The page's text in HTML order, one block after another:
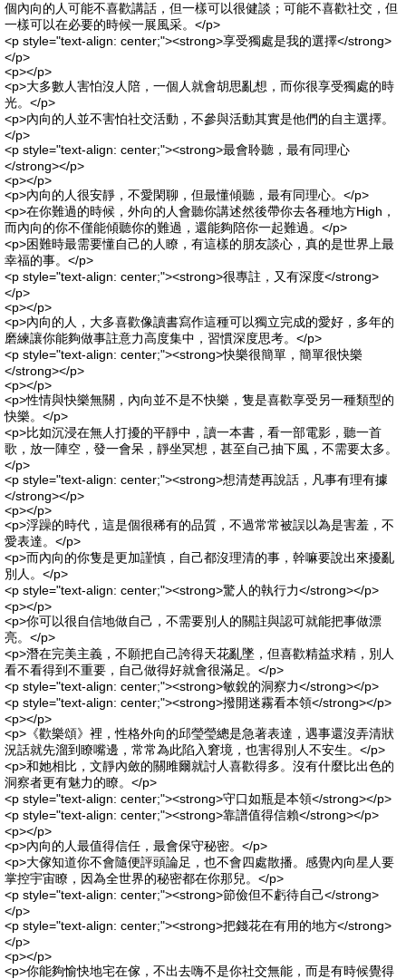
個內向的人可能不喜歡講話，但一樣可以很健談；可能不喜歡社交，但
一樣可以在必要的時候一展風采。</p>
<p style="text-align: center;"><strong>享受獨處是我的選擇</strong>
</p>
<p></p>
<p>大多數人害怕沒人陪，一個人就會胡思亂想，而你很享受獨處的時
光。</p>
<p>內向的人並不害怕社交活動，不參與活動其實是他們的自主選擇。
</p>
<p style="text-align: center;"><strong>最會聆聽，最有同理心
</strong></p>
<p></p>
<p>內向的人很安靜，不愛閑聊，但最懂傾聽，最有同理心。</p>
<p>在你難過的時候，外向的人會聽你講述然後帶你去各種地方High，
而內向的你不僅能傾聽你的難過，還能夠陪你一起難過。</p>
<p>困難時最需要懂自己的人瞭，有這樣的朋友談心，真的是世界上最
幸福的事。</p>
<p style="text-align: center;"><strong>很專註，又有深度</strong>
</p>
<p></p>
<p>內向的人，大多喜歡像讀書寫作這種可以獨立完成的愛好，多年的
磨練讓你能夠做事註意力高度集中，習慣深度思考。</p>
<p style="text-align: center;"><strong>快樂很簡單，簡單很快樂
</strong></p>
<p></p>
<p>性情與快樂無關，內向並不是不快樂，隻是喜歡享受另一種類型的
快樂。</p>
<p>比如沉浸在無人打擾的平靜中，讀一本書，看一部電影，聽一首
歌，放一陣空，發一會呆，靜坐冥想，甚至自己抽下風，不需要太多。
</p>
<p style="text-align: center;"><strong>想清楚再說話，凡事有理有據
</strong></p>
<p></p>
<p>浮躁的時代，這是個很稀有的品質，不過常常被誤以為是害羞，不
愛表達。</p>
<p>而內向的你隻是更加謹慎，自己都沒理清的事，幹嘛要說出來擾亂
別人。</p>
<p style="text-align: center;"><strong>驚人的執行力</strong></p>
<p></p>
<p>你可以很自信地做自己，不需要別人的關註與認可就能把事做漂
亮。</p>
<p>潛在完美主義，不願把自己誇得天花亂墜，但喜歡精益求精，別人
看不看得到不重要，自己做得好就會很滿足。</p>
<p style="text-align: center;"><strong>敏銳的洞察力</strong></p>
<p style="text-align: center;"><strong>撥開迷霧看本領</strong></p>
<p></p>
<p>《歡樂頌》裡，性格外向的邱瑩瑩總是急著表達，遇事還沒弄清狀
況話就先溜到瞭嘴邊，常常為此陷入窘境，也害得別人不安生。</p>
<p>和她相比，文靜內斂的關雎爾就討人喜歡得多。沒有什麼比出色的
洞察者更有魅力的瞭。</p>
<p style="text-align: center;"><strong>守口如瓶是本領</strong></p>
<p style="text-align: center;"><strong>靠譜值得信賴</strong></p>
<p></p>
<p>內向的人最值得信任，最會保守秘密。</p>
<p>大傢知道你不會隨便評頭論足，也不會四處散播。感覺內向星人要
掌控宇宙瞭，因為全世界的秘密都在你那兒。</p>
<p style="text-align: center;"><strong>節儉但不虧待自己</strong>
</p>
<p style="text-align: center;"><strong>把錢花在有用的地方</strong>
</p>
<p></p>
<p>你能夠愉快地宅在傢，不出去嗨不是你社交無能，而是有時候覺得